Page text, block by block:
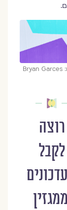
רוצה
לקבל
עדכונים
ממגזין